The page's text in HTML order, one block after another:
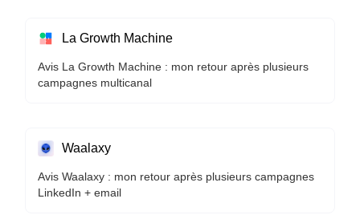
La Growth Machine
Avis La Growth Machine : mon retour après plusieurs
campagnes multicanal
Waalaxy
Avis Waalaxy : mon retour après plusieurs campagnes
LinkedIn + email